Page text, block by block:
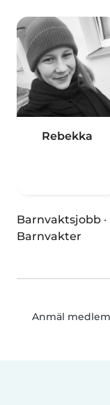
Rebekka
Barnvaktsjobb ·
Barnvakter
Anmäl medlem